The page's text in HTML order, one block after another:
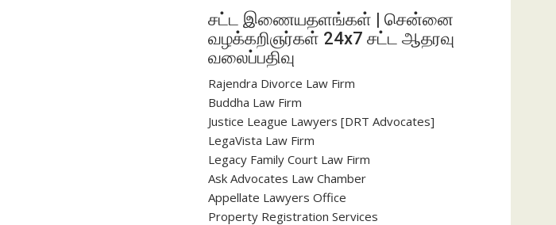
சட்ட இணையதளங்கள் | சென்னை
வழக்கறிஞர்கள் 24x7 சட்ட ஆதரவு
வலைப்பதிவு
Rajendra Divorce Law Firm
Buddha Law Firm
Justice League Lawyers [DRT Advocates]
LegaVista Law Firm
Legacy Family Court Law Firm
Ask Advocates Law Chamber
Appellate Lawyers Office
Property Registration Services